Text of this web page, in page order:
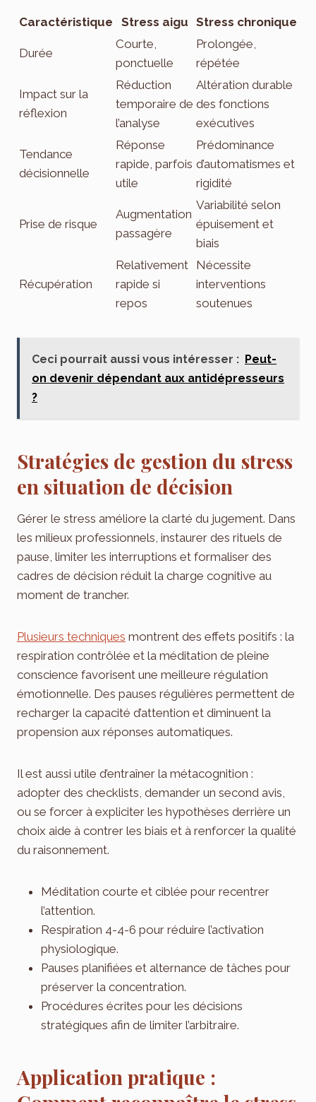
Caractéristique Stress aigu Stress chronique
Durée
Courte,
ponctuelle
Prolongée,
répétée
Impact sur la
réflexion
Réduction
temporaire de
l’analyse
Altération durable
des fonctions
exécutives
Tendance
décisionnelle
Réponse
rapide, parfois
utile
Prédominance
d’automatismes et
rigidité
Prise de risque
Augmentation
passagère
Variabilité selon
épuisement et
biais
Récupération
Relativement
rapide si
repos
Nécessite
interventions
soutenues
Ceci pourrait aussi vous intéresser : Peut-
on devenir dépendant aux antidépresseurs
?
Stratégies de gestion du stress
en situation de décision
Gérer le stress améliore la clarté du jugement. Dans
les milieux professionnels, instaurer des rituels de
pause, limiter les interruptions et formaliser des
cadres de décision réduit la charge cognitive au
moment de trancher.
Plusieurs techniques montrent des effets positifs : la
respiration contrôlée et la méditation de pleine
conscience favorisent une meilleure régulation
émotionnelle. Des pauses régulières permettent de
recharger la capacité d’attention et diminuent la
propension aux réponses automatiques.
Il est aussi utile d’entraîner la métacognition :
adopter des checklists, demander un second avis,
ou se forcer à expliciter les hypothèses derrière un
choix aide à contrer les biais et à renforcer la qualité
du raisonnement.
Méditation courte et ciblée pour recentrer
l’attention.
Respiration 4-4-6 pour réduire l’activation
physiologique.
Pauses planifiées et alternance de tâches pour
préserver la concentration.
Procédures écrites pour les décisions
stratégiques afin de limiter l’arbitraire.
Application pratique :